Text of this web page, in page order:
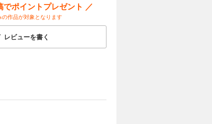
でポイントプレゼント ／
の作品が対象となります
レビューを書く